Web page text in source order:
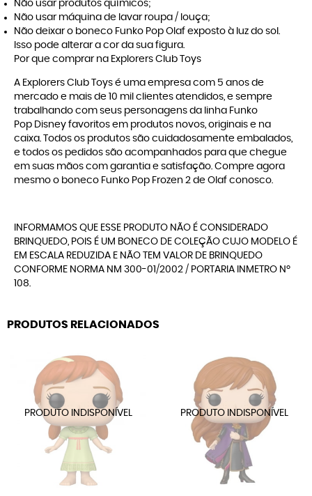
Não usar produtos químicos;
Não usar máquina de lavar roupa / louça;
Não deixar o boneco Funko Pop Olaf exposto à luz do sol.
Isso pode alterar a cor da sua figura.
Por que comprar na Explorers Club Toys
A Explorers Club Toys é uma empresa com 5 anos de
mercado e mais de 10 mil clientes atendidos, e sempre
trabalhando com seus personagens da linha Funko
Pop Disney favoritos em produtos novos, originais e na
caixa. Todos os produtos são cuidadosamente embalados,
e todos os pedidos são acompanhados para que chegue
em suas mãos com garantia e satisfação. Compre agora
mesmo o boneco Funko Pop Frozen 2 de Olaf conosco.
INFORMAMOS QUE ESSE PRODUTO NÃO É CONSIDERADO
BRINQUEDO, POIS É UM BONECO DE COLEÇÃO CUJO MODELO É
EM ESCALA REDUZIDA E NÃO TEM VALOR DE BRINQUEDO
CONFORME NORMA NM 300-01/2002 / PORTARIA INMETRO Nº
108.
PRODUTOS RELACIONADOS